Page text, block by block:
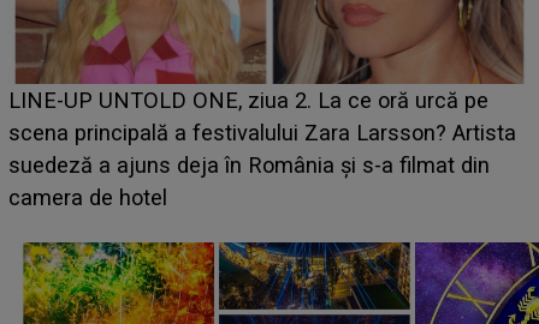
Ce a dezvăluit noua concurentă din "Casa Iubirii" l-a
luat prin surprindere pe Emanuel. CINE ESTE
BĂIATUL VIZAT de Alexandra?! Aflându-se în fața
faptului împlinit, A RECUNOSCUT IMEDIAT: "Am